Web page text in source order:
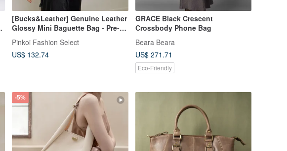
[Bucks&Leather] Genuine Leather
Glossy Mini Baguette Bag - Pre-
Pinkoi Fashion Select
US$ 132.74
GRACE Black Crescent
Crossbody Phone Bag
Beara Beara
US$ 271.71
Eco-Friendly
-5%